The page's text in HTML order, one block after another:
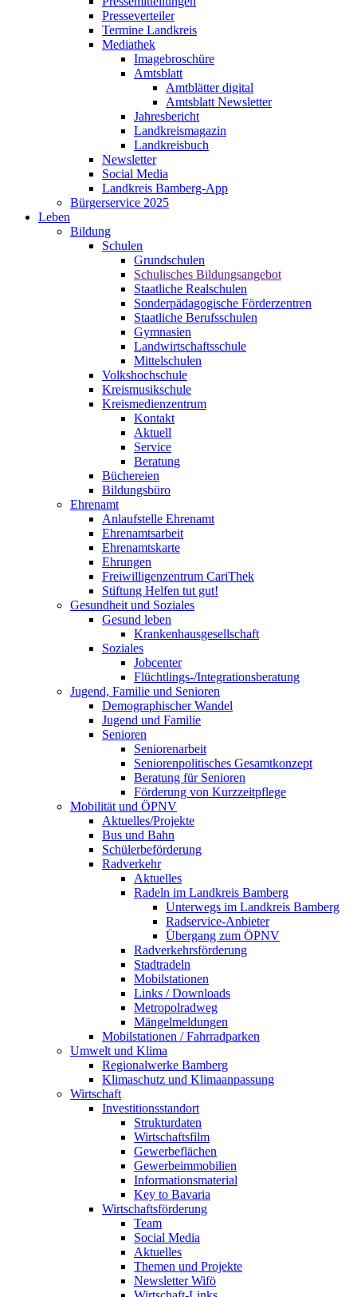
Presseverteiler
Termine Landkreis
Mediathek
Imagebroschüre
Amtsblatt
Amtblätter digital
Amtsblatt Newsletter
Jahresbericht
Landkreismagazin
Landkreisbuch
Newsletter
Social Media
Landkreis Bamberg-App
Bürgerservice 2025
Leben
Bildung
Schulen
Grundschulen
Schulisches Bildungsangebot
Staatliche Realschulen
Sonderpädagogische Förderzentren
Staatliche Berufsschulen
Gymnasien
Landwirtschaftsschule
Mittelschulen
Volkshochschule
Kreismusikschule
Kreismedienzentrum
Kontakt
Aktuell
Service
Beratung
Büchereien
Bildungsbüro
Ehrenamt
Anlaufstelle Ehrenamt
Ehrenamtsarbeit
Ehrenamtskarte
Ehrungen
Freiwilligenzentrum CariThek
Stiftung Helfen tut gut!
Gesundheit und Soziales
Gesund leben
Krankenhausgesellschaft
Soziales
Jobcenter
Flüchtlings-/Integrationsberatung
Jugend, Familie und Senioren
Demographischer Wandel
Jugend und Familie
Senioren
Seniorenarbeit
Seniorenpolitisches Gesamtkonzept
Beratung für Senioren
Förderung von Kurzzeitpflege
Mobilität und ÖPNV
Aktuelles/Projekte
Bus und Bahn
Schülerbeförderung
Radverkehr
Aktuelles
Radeln im Landkreis Bamberg
Unterwegs im Landkreis Bamberg
Radservice-Anbieter
Übergang zum ÖPNV
Radverkehrsförderung
Stadtradeln
Mobilstationen
Links / Downloads
Metropolradweg
Mängelmeldungen
Mobilstationen / Fahrradparken
Umwelt und Klima
Regionalwerke Bamberg
Klimaschutz und Klimaanpassung
Wirtschaft
Investitionsstandort
Strukturdaten
Wirtschaftsfilm
Gewerbeflächen
Gewerbeimmobilien
Informationsmaterial
Key to Bavaria
Wirtschaftsförderung
Team
Social Media
Aktuelles
Themen und Projekte
Newsletter Wifö